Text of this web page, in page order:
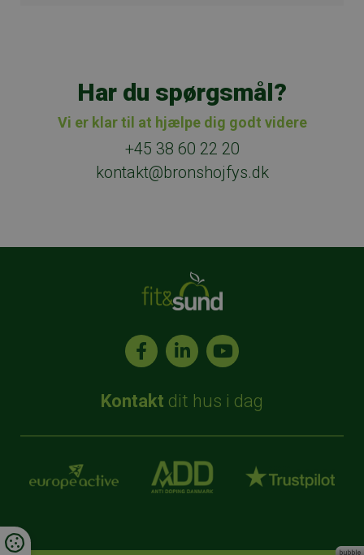
Har du spørgsmål?
Vi er klar til at hjælpe dig godt videre
+45 38 60 22 20
kontakt@bronshojfys.dk
Kontakt dit hus i dag